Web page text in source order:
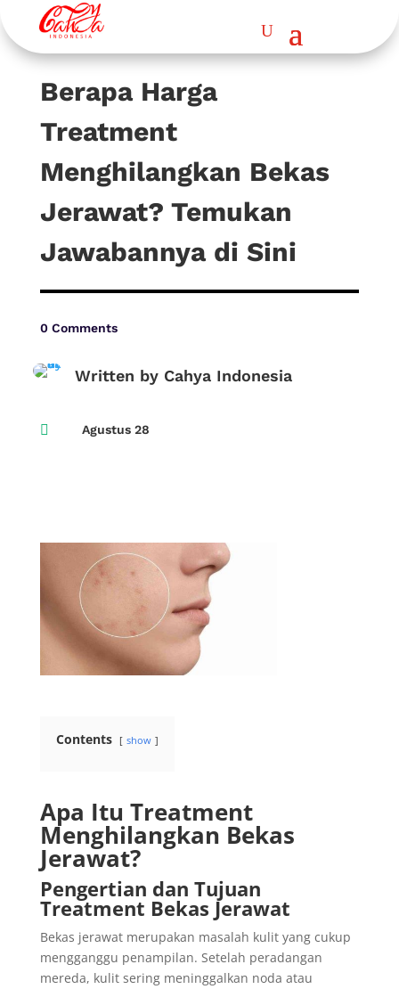
Berapa Harga
Treatment
Menghilangkan Bekas
Jerawat? Temukan
Jawabannya di Sini
0 Comments
Written by Cahya Indonesia
 Agustus 28
Contents show
Apa Itu Treatment
Menghilangkan Bekas
Jerawat?
Pengertian dan Tujuan
Treatment Bekas Jerawat
Bekas jerawat merupakan masalah kulit yang cukup
mengganggu penampilan. Setelah peradangan
mereda, kulit sering meninggalkan noda atau